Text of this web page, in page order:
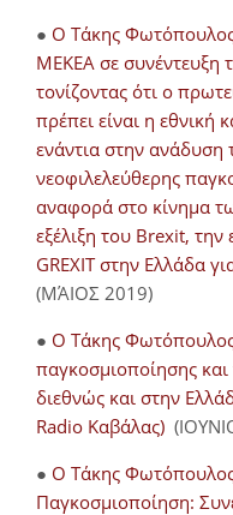
● O Τάκης
ΜΕΚΕΑ σε συνέντευξη
τονίζοντας ότι ο
πρέπει είναι η εθνική
ενάντια στην ανάδυση
νεοφιλελεύθερης
αναφορά στο κίνημα
εξέλιξη του Brexit, την
GREXIT στην Ελλάδα
(ΜΆΙΟΣ 2019)
● Ο Τάκης Φωτόπουλος
παγκοσμιοποίησης
διεθνώς και στην
Radio Καβάλας)
● Ο Τάκης
Παγκοσμιοποίηση: